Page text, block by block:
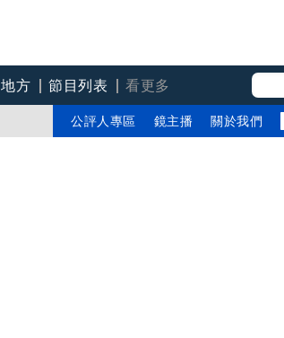
地方 節目列表
看更多
公評人專區 鏡主播 關於我們